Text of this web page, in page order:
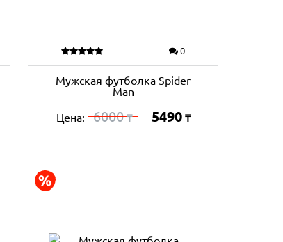
0
Мужская футболка Spider
Man
Цена: 6000₸ 5490 ₸